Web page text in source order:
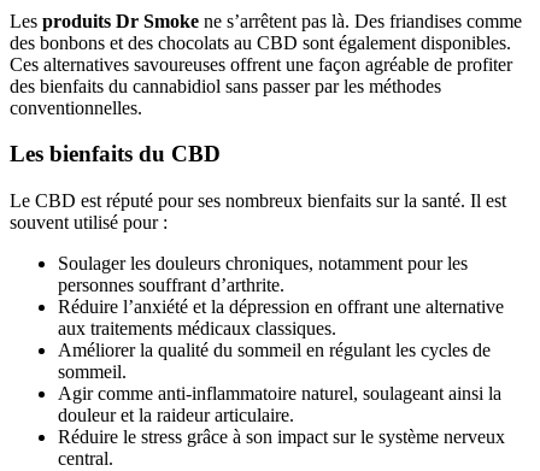
Les produits Dr Smoke ne s’arrêtent pas là. Des friandises comme
des bonbons et des chocolats au CBD sont également disponibles.
Ces alternatives savoureuses offrent une façon agréable de profiter
des bienfaits du cannabidiol sans passer par les méthodes
conventionnelles.
Les bienfaits du CBD
Le CBD est réputé pour ses nombreux bienfaits sur la santé. Il est
souvent utilisé pour :
Soulager les douleurs chroniques, notamment pour les
personnes souffrant d’arthrite.
Réduire l’anxiété et la dépression en offrant une alternative
aux traitements médicaux classiques.
Améliorer la qualité du sommeil en régulant les cycles de
sommeil.
Agir comme anti-inflammatoire naturel, soulageant ainsi la
douleur et la raideur articulaire.
Réduire le stress grâce à son impact sur le système nerveux
central.